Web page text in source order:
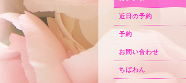
近日の予約
予約
お問い合わせ
ちばわん